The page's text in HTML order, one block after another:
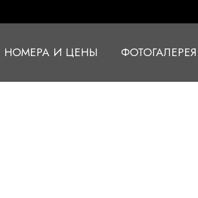
НОМЕРА И ЦЕНЫ ФОТОГАЛЕРЕЯ